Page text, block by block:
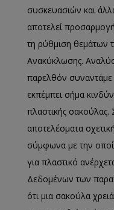
συσκευασιών και
αποτελεί
τη ρύθμιση θεμάτων
Ανακύκλωσης.
παρελθόν
εκπέμπει σήμα
πλαστικής
αποτελέσματα
σύμφωνα με την
για πλαστικό
Δεδομένων των
ότι μια σακούλα